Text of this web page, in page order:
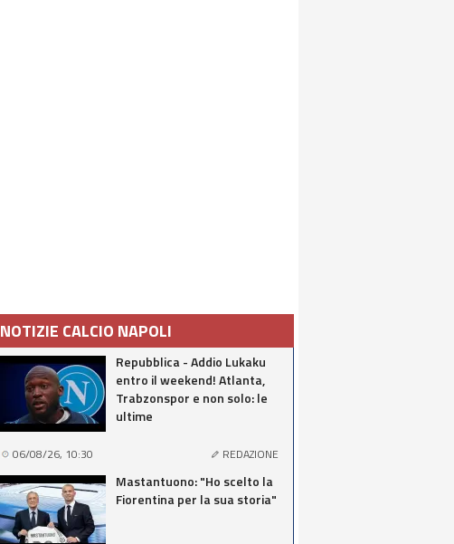
NOTIZIE CALCIO NAPOLI
Repubblica - Addio Lukaku
entro il weekend! Atlanta,
Trabzonspor e non solo: le
ultime
06/08/26, 10:30 REDAZIONE
Mastantuono: "Ho scelto la
Fiorentina per la sua storia"